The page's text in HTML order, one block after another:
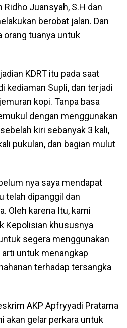
Juansyah, S.H dan
berobat jalan. Dan
orang tuanya untuk
KDRT itu pada saat
kediaman Supli, dan terjadi
kopi. Tanpa basa
dengan menggunakan
kiri sebanyak 3 kali,
pukulan, dan bagian mulut
nya saya mendapat
telah dipanggil dan
Oleh karena Itu, kami
Kepolisian khususnya
segera menggunakan
untuk menangkap
terhadap tersangka
AKP Apfryyadi Pratama
akan gelar perkara untuk